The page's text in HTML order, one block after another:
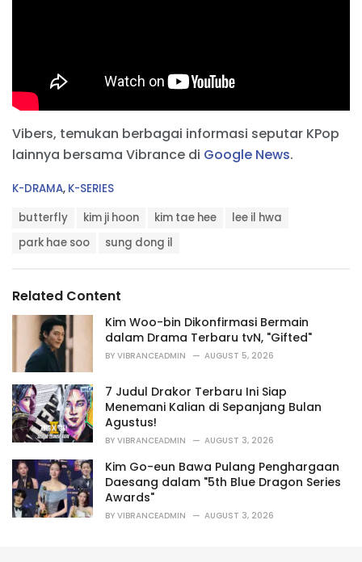
Vibers, temukan berbagai informasi seputar KPop
lainnya bersama Vibrance di Google News.
C
i
e
s
K-DRAMA, K-SERIES
butterfly kim ji hoon kim tae hee
lee il hwa
park hae soo
sung dong il
Related Content
Kim Woo-bin Dikonfirmasi Bermain
dalam Drama Terbaru tvN, "Gifted"
BY VIBRANCEADMIN AUGUST 5, 2026
7 Judul Drakor Terbaru Ini Siap
Menemani Kalian di Sepanjang Bulan
Agustus!
BY VIBRANCEADMIN AUGUST 3, 2026
Kim Go-eun Bawa Pulang Penghargaan
Daesang dalam "5th Blue Dragon Series
Awards"
BY VIBRANCEADMIN AUGUST 3, 2026